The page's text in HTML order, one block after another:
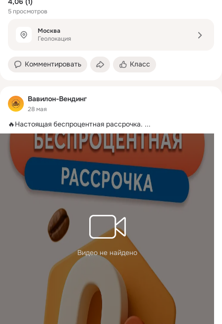
5 просмотров
Москва
Геолокация
Комментировать Класс
Вавилон-Вендинг
28 мая
🔥Настоящая беспроцентная рассрочка. ...
Видео не найдено